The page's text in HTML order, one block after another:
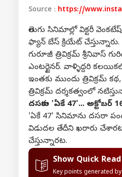
Source : https://
తెలుగు సినిమాల్లో విక్టరీ
ఫ్యాన్ బేస్ క్రియేట్
గురూజీ త్రివిక్రమ్ శ్రీనివాస్
ఎంటర్టైనర్. వాళ్ళిద్దరి
ఇంతకు ముందు త్రివిక్రమ్
త్రివిక్రమ్ దర్శకత్వంలో
దసరాకు 'ఏకే 47'... అక్టోబర్
'ఏకే 47' సినిమాను దసరా
విడుదల తేదీని ఖరారు
చేస్తున్నారట.
Show Quick Read
Key points generated